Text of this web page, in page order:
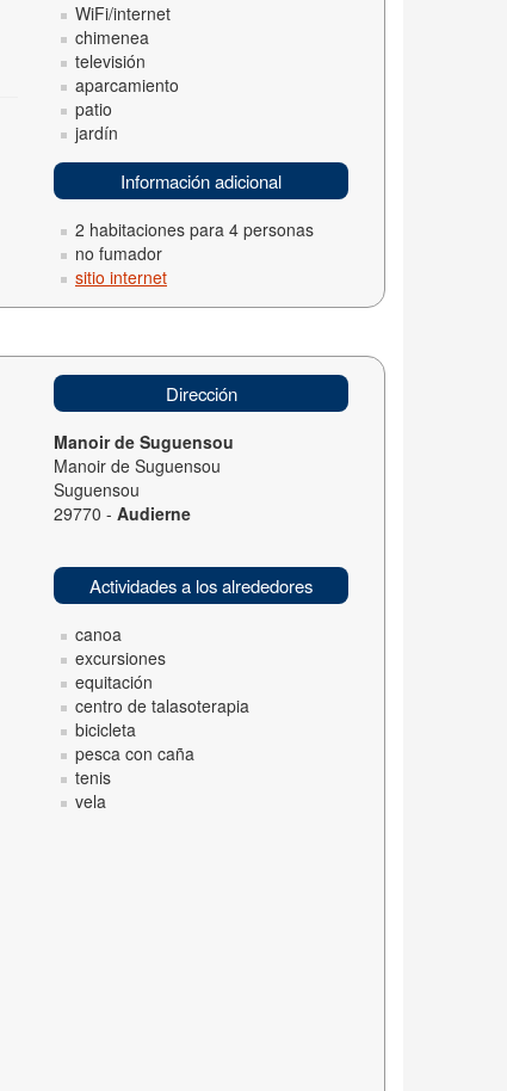
WiFi/internet
chimenea
televisión
aparcamiento
patio
jardín
Información adicional
2 habitaciones para 4 personas
no fumador
sitio internet
Dirección
Manoir de Suguensou
Manoir de Suguensou
Suguensou
29770 - Audierne
Actividades a los alrededores
canoa
excursiones
equitación
centro de talasoterapia
bicicleta
pesca con caña
tenis
vela